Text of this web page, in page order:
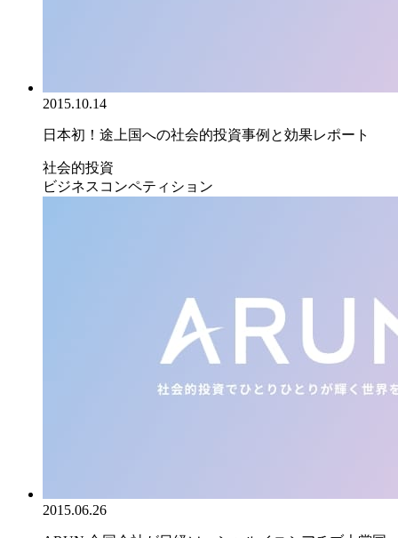
2015.10.14
日本初！途上国への社会的投資事例と効果レポート
社会的投資
ビジネスコンペティション
2015.06.26